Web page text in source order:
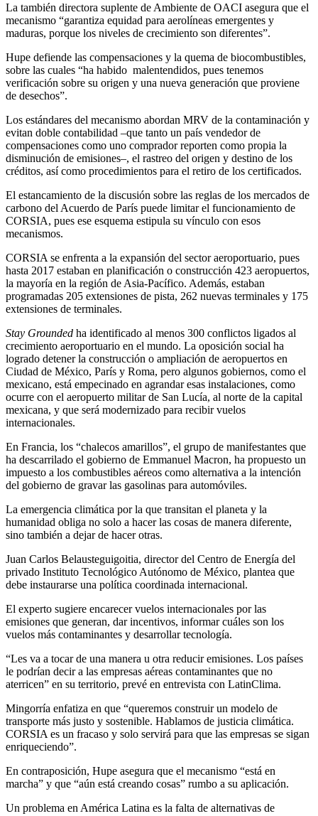
La también directora suplente de Ambiente de OACI asegura que el
mecanismo “garantiza equidad para aerolíneas emergentes y
maduras, porque los niveles de crecimiento son diferentes”.
Hupe defiende las compensaciones y la quema de biocombustibles,
sobre las cuales “ha habido malentendidos, pues tenemos
verificación sobre su origen y una nueva generación que proviene
de desechos”.
Los estándares del mecanismo abordan MRV de la contaminación y
evitan doble contabilidad –que tanto un país vendedor de
compensaciones como uno comprador reporten como propia la
disminución de emisiones–, el rastreo del origen y destino de los
créditos, así como procedimientos para el retiro de los certificados.
El estancamiento de la discusión sobre las reglas de los mercados de
carbono del Acuerdo de París puede limitar el funcionamiento de
CORSIA, pues ese esquema estipula su vínculo con esos
mecanismos.
CORSIA se enfrenta a la expansión del sector aeroportuario, pues
hasta 2017 estaban en planificación o construcción 423 aeropuertos,
la mayoría en la región de Asia-Pacífico. Además, estaban
programadas 205 extensiones de pista, 262 nuevas terminales y 175
extensiones de terminales.
Stay Grounded ha identificado al menos 300 conflictos ligados al
crecimiento aeroportuario en el mundo. La oposición social ha
logrado detener la construcción o ampliación de aeropuertos en
Ciudad de México, París y Roma, pero algunos gobiernos, como el
mexicano, está empecinado en agrandar esas instalaciones, como
ocurre con el aeropuerto militar de San Lucía, al norte de la capital
mexicana, y que será modernizado para recibir vuelos
internacionales.
En Francia, los “chalecos amarillos”, el grupo de manifestantes que
ha descarrilado el gobierno de Emmanuel Macron, ha propuesto un
impuesto a los combustibles aéreos como alternativa a la intención
del gobierno de gravar las gasolinas para automóviles.
La emergencia climática por la que transitan el planeta y la
humanidad obliga no solo a hacer las cosas de manera diferente,
sino también a dejar de hacer otras.
Juan Carlos Belausteguigoitia, director del Centro de Energía del
privado Instituto Tecnológico Autónomo de México, plantea que
debe instaurarse una política coordinada internacional.
El experto sugiere encarecer vuelos internacionales por las
emisiones que generan, dar incentivos, informar cuáles son los
vuelos más contaminantes y desarrollar tecnología.
“Les va a tocar de una manera u otra reducir emisiones. Los países
le podrían decir a las empresas aéreas contaminantes que no
aterricen” en su territorio, prevé en entrevista con LatinClima.
Mingorría enfatiza en que “queremos construir un modelo de
transporte más justo y sostenible. Hablamos de justicia climática.
CORSIA es un fracaso y solo servirá para que las empresas se sigan
enriqueciendo”.
En contraposición, Hupe asegura que el mecanismo “está en
marcha” y que “aún está creando cosas” rumbo a su aplicación.
Un problema en América Latina es la falta de alternativas de